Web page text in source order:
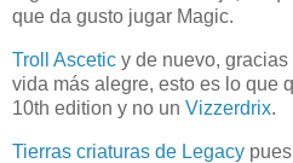
que da gusto jugar Magic.
Troll Ascetic y de nuevo,
vida más alegre, esto es lo que
10th edition y no un Vizzerdrix.
Tierras criaturas de Legacy